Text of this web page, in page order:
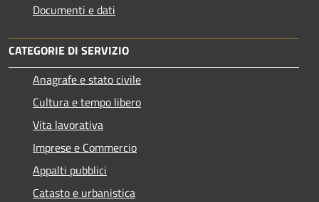
Documenti e dati
CATEGORIE DI SERVIZIO
Anagrafe e stato civile
Cultura e tempo libero
Vita lavorativa
Imprese e Commercio
Appalti pubblici
Catasto e urbanistica